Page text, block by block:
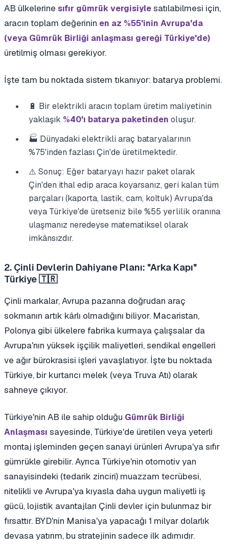
AB ülkelerine sıfır gümrük vergisiylesatılabilmesi için,
aracın toplam değerinin en az %55'inin Avrupa'da
(veya Gümrük Birliği anlaşması gereği Türkiye'de)
üretilmiş olması gerekiyor.
İşte tam bu noktada sistem tıkanıyor: batarya problemi.
🔋 Bir elektrikli aracın toplam üretim maliyetinin
yaklaşık %40'ı batarya paketinden oluşur.
🏭 Dünyadaki elektrikli araç bataryalarının
%75'inden fazlası Çin'de üretilmektedir.
⚠️ Sonuç: Eğer bataryayı hazır paket olarak
Çin'den ithal edip araca koyarsanız, geri kalan tüm
parçaları (kaporta, lastik, cam, koltuk) Avrupa'da
veya Türkiye'de üretseniz bile %55 yerlilik oranına
ulaşmanız neredeyse matematiksel olarak
imkânsızdır.
2. Çinli Devlerin Dahiyane Planı: "Arka Kapı"
Türkiye 🇹🇷
Çinli markalar, Avrupa pazarına doğrudan araç
sokmanın artık kârlı olmadığını biliyor. Macaristan,
Polonya gibi ülkelere fabrika kurmaya çalışsalar da
Avrupa'nın yüksek işçilik maliyetleri, sendikal engelleri
ve ağır bürokrasisi işleri yavaşlatıyor. İşte bu noktada
Türkiye, bir kurtarıcı melek (veya Truva Atı) olarak
sahneye çıkıyor.
Türkiye'nin AB ile sahip olduğu Gümrük Birliği
Anlaşması sayesinde, Türkiye'de üretilen veya yeterli
montaj işleminden geçen sanayi ürünleri Avrupa'ya sıfır
gümrükle girebilir. Ayrıca Türkiye'nin otomotiv yan
sanayisindeki (tedarik zinciri) muazzam tecrübesi,
nitelikli ve Avrupa'ya kıyasla daha uygun maliyetli iş
gücü, lojistik avantajları Çinli devler için bulunmaz bir
fırsattır. BYD'nin Manisa'ya yapacağı 1 milyar dolarlık
devasa yatırım, bu stratejinin sadece ilk adımıdır.